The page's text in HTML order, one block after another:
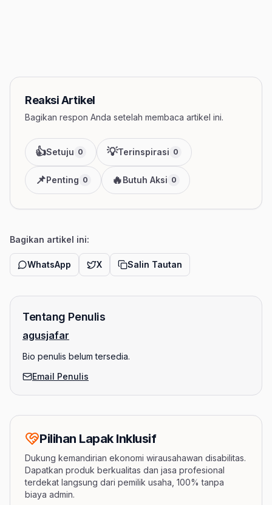
Reaksi Artikel
Bagikan respon Anda setelah membaca artikel ini.
👍Setuju 0 💡Terinspirasi 0
📌Penting 0 🔥Butuh Aksi 0
Bagikan artikel ini:
WhatsApp X Salin Tautan
Tentang Penulis
agusjafar
Bio penulis belum tersedia.
Email Penulis
Pilihan Lapak Inklusif
Dukung kemandirian ekonomi wirausahawan disabilitas.
Dapatkan produk berkualitas dan jasa profesional
terdekat langsung dari pemilik usaha, 100% tanpa
biaya admin.